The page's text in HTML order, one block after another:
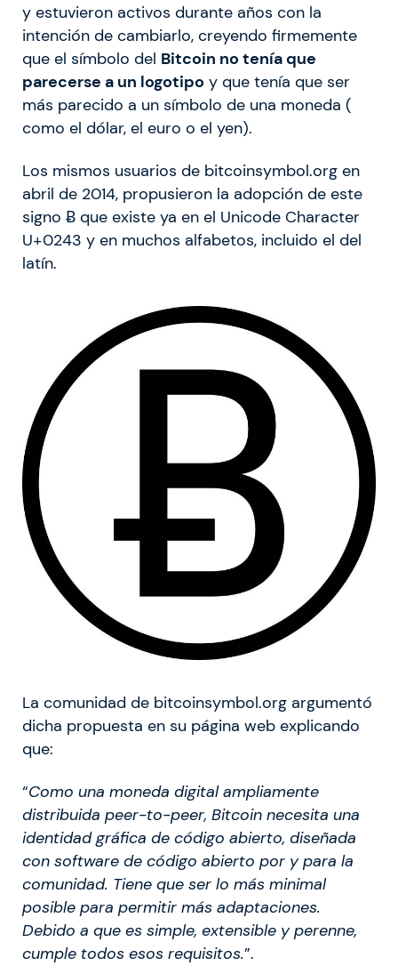
y estuvieron activos durante años con la
intención de cambiarlo, creyendo firmemente
que el símbolo del Bitcoin no tenía que
parecerse a un logotipo y que tenía que ser
más parecido a un símbolo de una moneda (
como el dólar, el euro o el yen).
Los mismos usuarios de bitcoinsymbol.org en
abril de 2014, propusieron la adopción de este
signo Ƀ que existe ya en el Unicode Character
U+0243 y en muchos alfabetos, incluido el del
latín.
La comunidad de bitcoinsymbol.org argumentó
dicha propuesta en su página web explicando
que:
“Como una moneda digital ampliamente
distribuida peer-to-peer, Bitcoin necesita una
identidad gráfica de código abierto, diseñada
con software de código abierto por y para la
comunidad. Tiene que ser lo más minimal
posible para permitir más adaptaciones.
Debido a que es simple, extensible y perenne,
cumple todos esos requisitos.”.